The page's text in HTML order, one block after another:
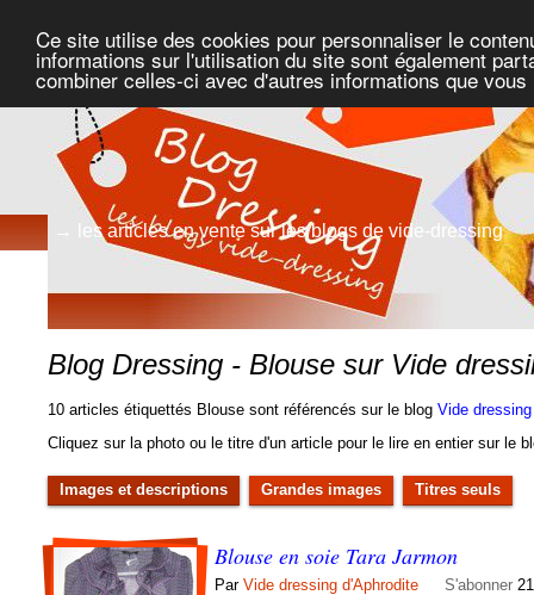
Ce site utilise des cookies pour personnaliser le
informations sur l'utilisation du site sont également
combiner celles-ci avec d'autres informations que
→ les articles en vente sur les blogs de vide-dressing
Blog Dressing - Blouse sur Vide
10 articles étiquettés Blouse sont référencés sur le blogVide
Cliquez sur la photo ou le titre d'un article pour le lire en entier sur le
Images et descriptions Grandes images Titres seuls
Blouse en soie Tara Jarmon
ParVide dressing d'Aphrodite S'abonner